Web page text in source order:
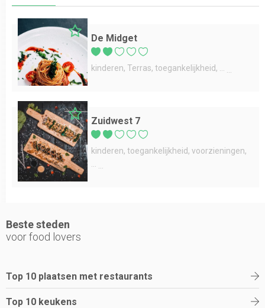
De Midget
kinderen Terras toegankelijkheid
Zuidwest 7
kinderen toegankelijkheid voorzieningen
Beste steden
voor food lovers
Top 10 plaatsen met restaurants
Top 10 keukens